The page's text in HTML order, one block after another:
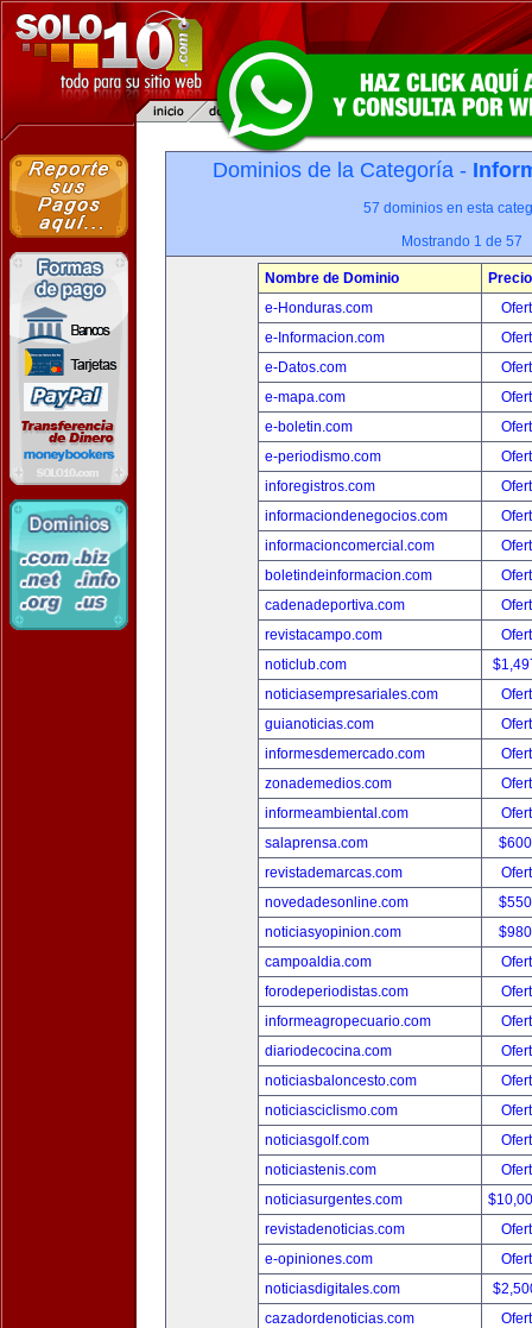
Dominios de la Categoría -
57 dominios en esta
Mostrando 1 de 57
Nombre de Dominio
Precio
e-Honduras.com
e-Informacion.com
e-Datos.com
e-mapa.com
e-boletin.com
e-periodismo.com
inforegistros.com
informaciondenegocios.com
informacioncomercial.com
boletindeinformacion.com
cadenadeportiva.com
revistacampo.com
noticlub.com
noticiasempresariales.com
guianoticias.com
informesdemercado.com
zonademedios.com
informeambiental.com
salaprensa.com
revistademarcas.com
novedadesonline.com
noticiasyopinion.com
campoaldia.com
forodeperiodistas.com
informeagropecuario.com
diariodecocina.com
noticiasbaloncesto.com
noticiasciclismo.com
noticiasgolf.com
noticiastenis.com
noticiasurgentes.com
revistadenoticias.com
e-opiniones.com
noticiasdigitales.com
cazadordenoticias.com